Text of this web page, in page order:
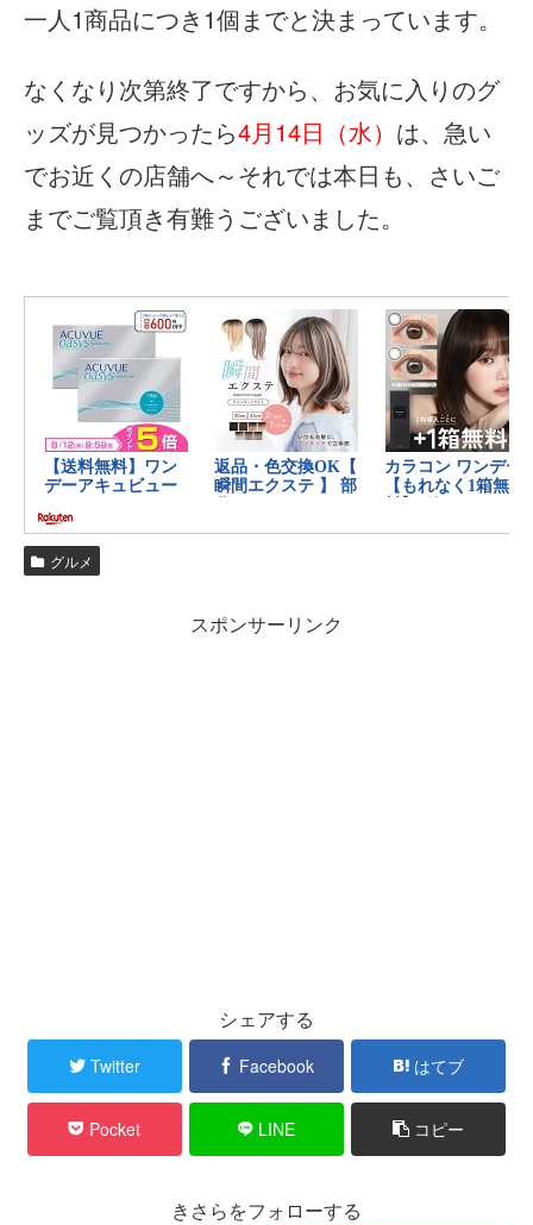
一人1商品につき1個までと決まっています。
なくなり次第終了ですから、お気に入りのグ
ッズが見つかったら4月14日（水） は、急い
でお近くの店舗へ～それでは本日も、さいご
までご覧頂き有難うございました。
グルメ
スポンサーリンク
シェアする
Twitter Facebook はてブ
Pocket LINE コピー
きさらをフォローする